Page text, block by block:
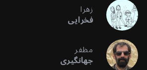
زهرا
فخرایی
مظفر
جهانگیری